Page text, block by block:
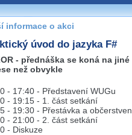
máte jakýkoliv dotaz na
neváhejte nás kontaktovat
zlin@wug.cz
informace o akci
úvod do jazyka F#
- přednáška se koná na jiné
než obvykle
- 17:40 - Představení WUGu
- 19:15 - 1. část setkání
- 19:30 - Přestávka a
- 21:00 - 2. část setkání
- Diskuze